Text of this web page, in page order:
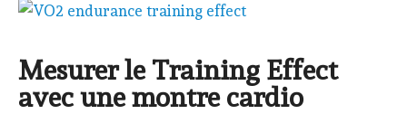
Mesurer le Training Effect
avec une montre cardio